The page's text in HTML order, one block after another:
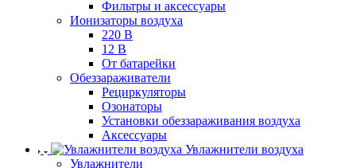
Фильтры и аксессуары
Ионизаторы воздуха
220 В
12 В
От батарейки
Обеззараживатели
Рециркуляторы
Озонаторы
Установки обеззараживания воздуха
Аксессуары
Увлажнители воздуха
Увлажнители